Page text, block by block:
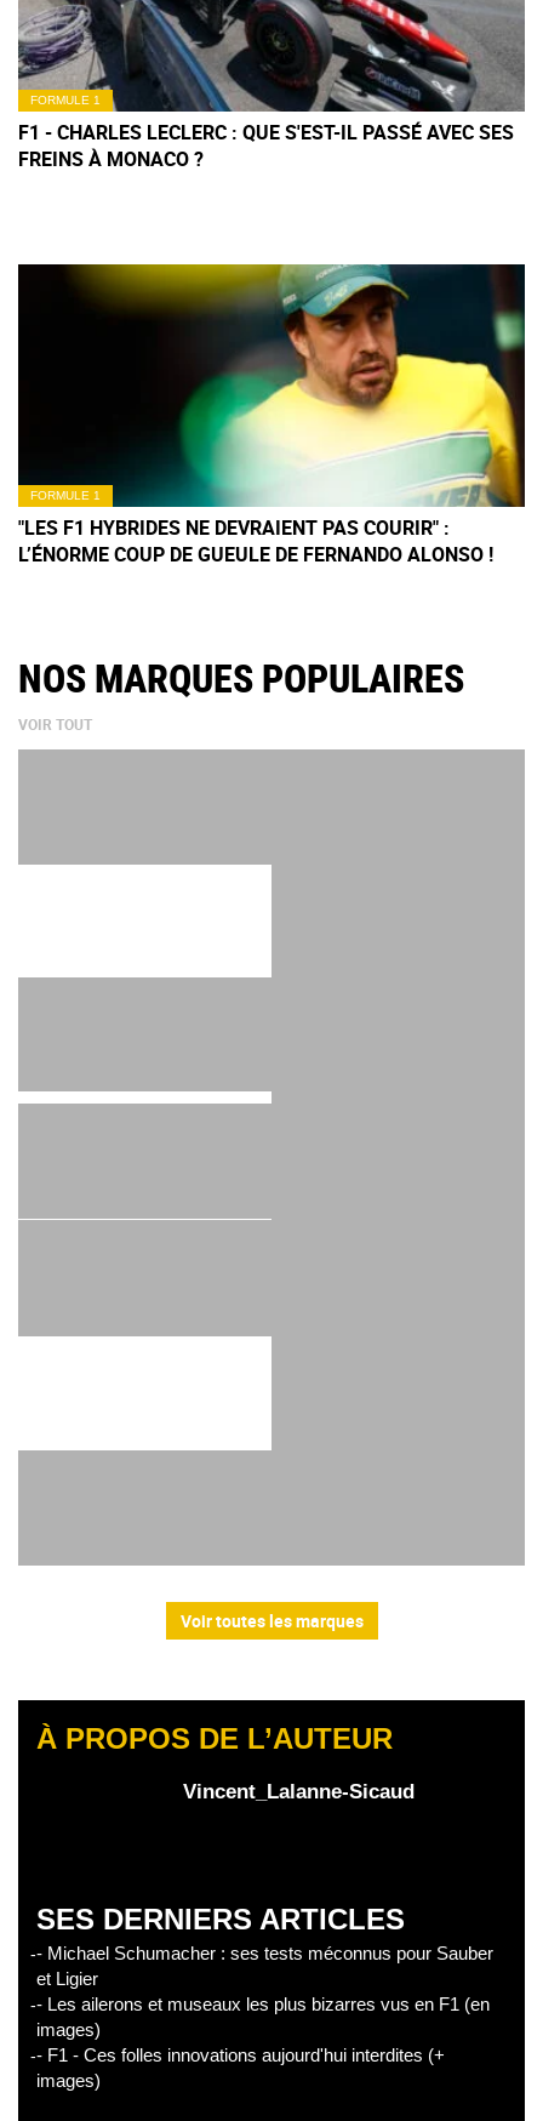
FORMULE 1
F1 - CHARLES LECLERC : QUE S'EST-IL PASSÉ AVEC SES
FREINS À MONACO ?
FORMULE 1
"LES F1 HYBRIDES NE DEVRAIENT PAS COURIR" :
L’ÉNORME COUP DE GUEULE DE FERNANDO ALONSO !
NOS MARQUES POPULAIRES
VOIR TOUT
Voir toutes les marques
À PROPOS DE L’AUTEUR
Vincent_Lalanne-Sicaud
SES DERNIERS ARTICLES
- Michael Schumacher : ses tests méconnus pour Sauber
et Ligier
- Les ailerons et museaux les plus bizarres vus en F1 (en
images)
- F1 - Ces folles innovations aujourd'hui interdites (+
images)